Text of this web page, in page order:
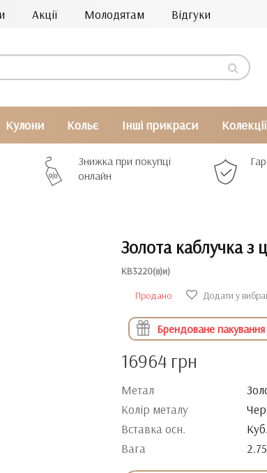
Акції Молодятам Відгуки
Кулони Кольє Інші прикраси Колекції
Знижка при покупці
онлайн
Золота каблучка з
КВ3220(в)и)
Продано
Додати у
Брендоване пакування
16964 грн
Метал
Колір металу
Вставка осн.
Вага